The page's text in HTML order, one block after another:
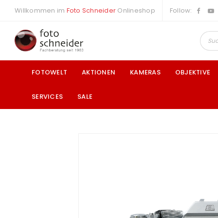
Willkommen im Foto Schneider Onlineshop Follow:
FOTOWELT AKTIONEN KAMERAS OBJEKTIVE
SERVICES SALE